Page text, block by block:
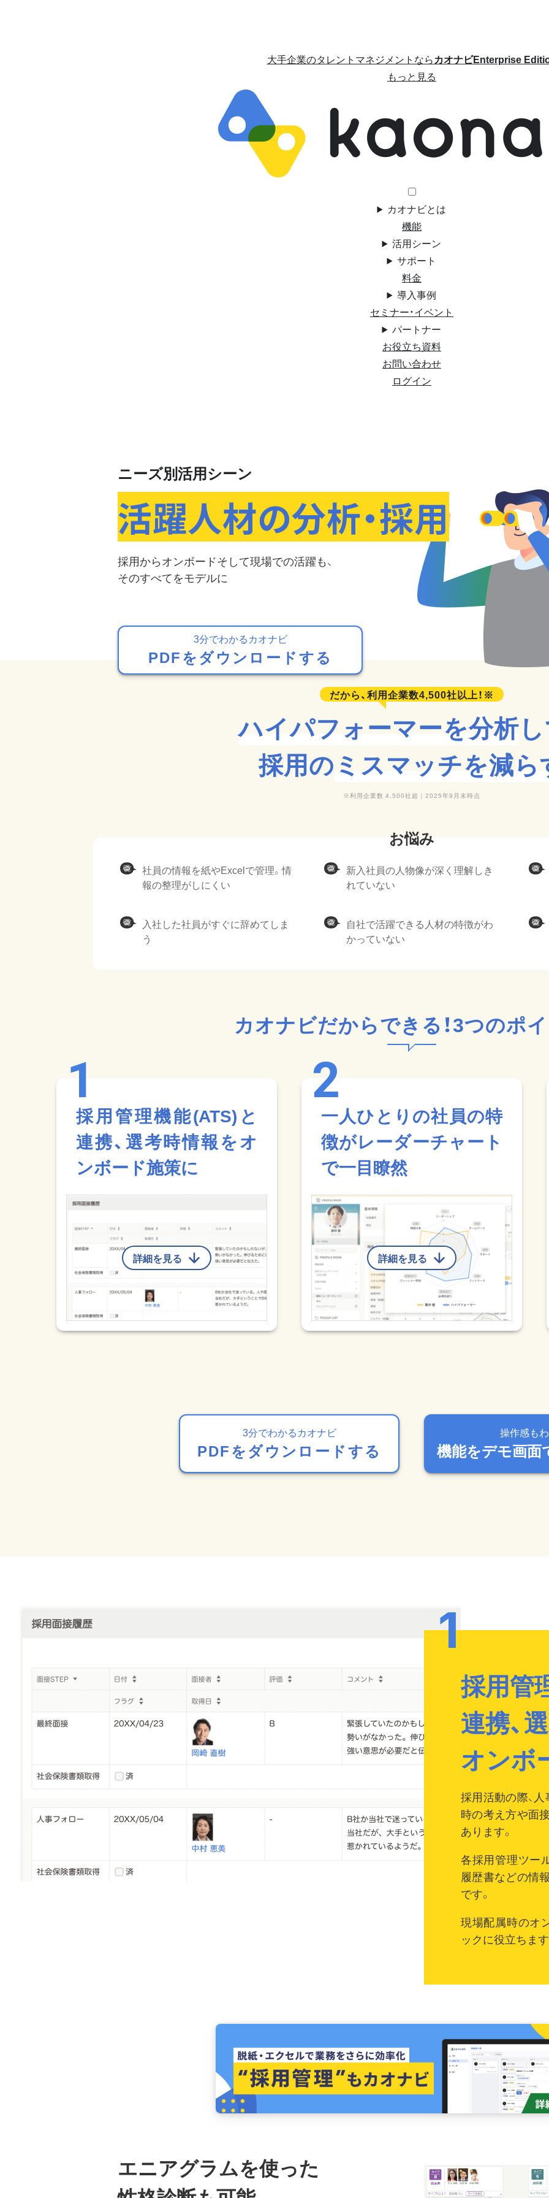
大手企業のタレントマネジメントならカオナビEnterprise
もっと見る
カオナビとは
機能
活用シーン
サポート
料金
導入事例
セミナー・イベント
パートナー
お役立ち資料
お問い合わせ
ログイン
ニーズ別活用シーン
活躍人材の分析・採用
採⽤からオンボードそして現場での活躍も、
そのすべてをモデルに
3分でわかるカオナビ
PDFをダウンロードする
ハイパフォーマーを分析
採用のミスマッチを減ら
利用企業数 4,500社超｜2025年9月末時点
社員の情報を紙やExcelで管理。情
報の整理がしにくい
新入社員の人物像が深く理解しき
れていない
入社した社員がすぐに辞めてしま
う
自社で活躍できる人材の特徴がわ
かっていない
カオナビだからできる！3つのポ
採用管理機能(ATS)と
連携、選考時情報をオ
ンボード施策に
詳細を見る
一人ひとりの社員の特
徴がレーダーチャート
で一目瞭然
詳細を見る
3分でわかるカオナビ
PDFをダウンロードする
操作感も
機能をデモ画面
採用管
連携、
オンボ
採用活動の際、
時の考え方や面
あります。
各採用管理ツー
履歴書などの情
です。
現場配属時のオ
ックに役立ちま
エニアグラムを使った